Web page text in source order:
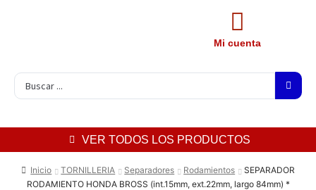
Mi cuenta
VER TODOS LOS PRODUCTOS
Inicio TORNILLERIA Separadores Rodamientos
SEPARADOR
RODAMIENTO HONDA BROSS (int.15mm, ext.22mm, largo 84mm) *